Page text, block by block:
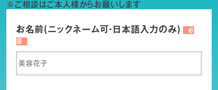
※ご相談はご本人様からお願いします
お名前(ニックネーム可・日本語入力のみ)
必
須